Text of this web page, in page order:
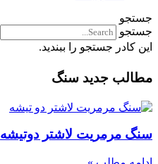
جستجو
جستجو
این کادر جستجو را ببندید.
مطالب جدید سنگ
سنگ مرمریت لاشتر دوتیشه